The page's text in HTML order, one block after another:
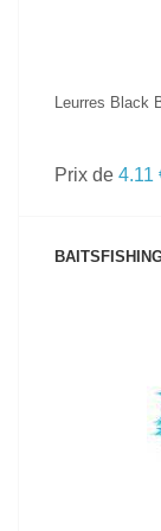
Leurres Black
Prix de 4.11